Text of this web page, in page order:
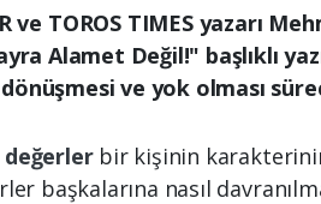
ve TOROS TIMES yazarı
Alamet Değil!" başlıklı
ve yok olması
bir kişinin
başkalarına nasıl